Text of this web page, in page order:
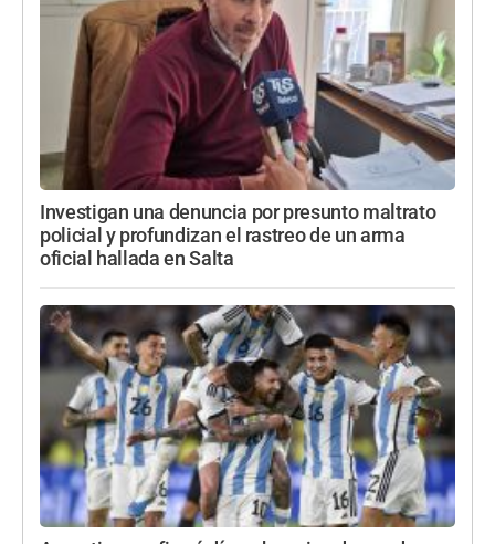
Investigan una denuncia por presunto maltrato
policial y profundizan el rastreo de un arma
oficial hallada en Salta